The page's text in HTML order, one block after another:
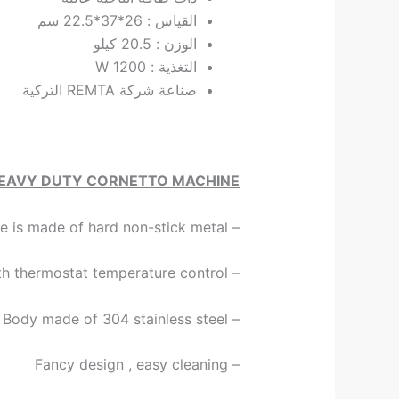
القياس : 26*37*22.5 سم
الوزن : 20.5 كيلو
التغذية : 1200 W
صناعة شركة REMTA التركية
DUTY CORNETTO MACHINE :
– Plate is made of hard non-stick metal
– Supplied with thermostat temperature control
– Body made of 304 stainless steel
– Fancy design , easy cleaning